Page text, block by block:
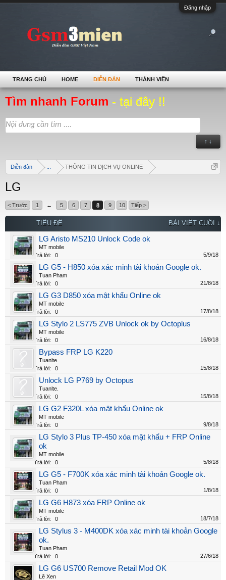
Đăng nhập
Tìm nhanh Forum - tại đây !!
↑ ↓
Diễn đàn THÔNG TIN DỊCH VỤ ONLINE
LG
< Trước 1 ← 5 6 7 8 9 10 Tiếp >
TIÊU ĐỀ BÀI VIẾT CUỐI ↓
LG Aristo MS210 Unlock Code ok
MT mobile
Trả lời:
0 5/9/18
LG G5 - H850 xóa xác minh tài khoản Google ok.
Tuan Pham
Trả lời:
0 21/8/18
LG G3 D850 xóa mật khẩu Online ok
MT mobile
Trả lời:
0 17/8/18
LG Stylo 2 LS775 ZVB Unlock ok by Octoplus
MT mobile
Trả lời:
0 16/8/18
Bypass FRP LG K220
Tuanlte.
Trả lời:
0 15/8/18
Unlock LG P769 by Octopus
Tuanlte.
Trả lời:
0 15/8/18
LG G2 F320L xóa mật khẩu Online ok
MT mobile
Trả lời:
0 9/8/18
LG Stylo 3 Plus TP-450 xóa mật khẩu + FRP Online
ok
MT mobile
Trả lời:
0 5/8/18
LG G5 - F700K xóa xác minh tài khoản Google ok.
Tuan Pham
Trả lời:
0 1/8/18
LG G6 H873 xóa FRP Online ok
MT mobile
Trả lời:
0 18/7/18
LG Stylus 3 - M400DK xóa xác minh tài khoản Google
ok.
Tuan Pham
Trả lời:
0 27/6/18
LG G6 US700 Remove Retail Mod OK
Lê Xen
TRANG CHỦ HOME DIỄN ĐÀN THÀNH VIÊN